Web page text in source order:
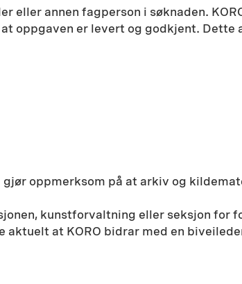
eller annen fagperson i søknaden.
oppgaven er levert og godkjent.
oppmerksom på at arkiv og
kunstforvaltning eller seksjon for
at KORO bidrar med en